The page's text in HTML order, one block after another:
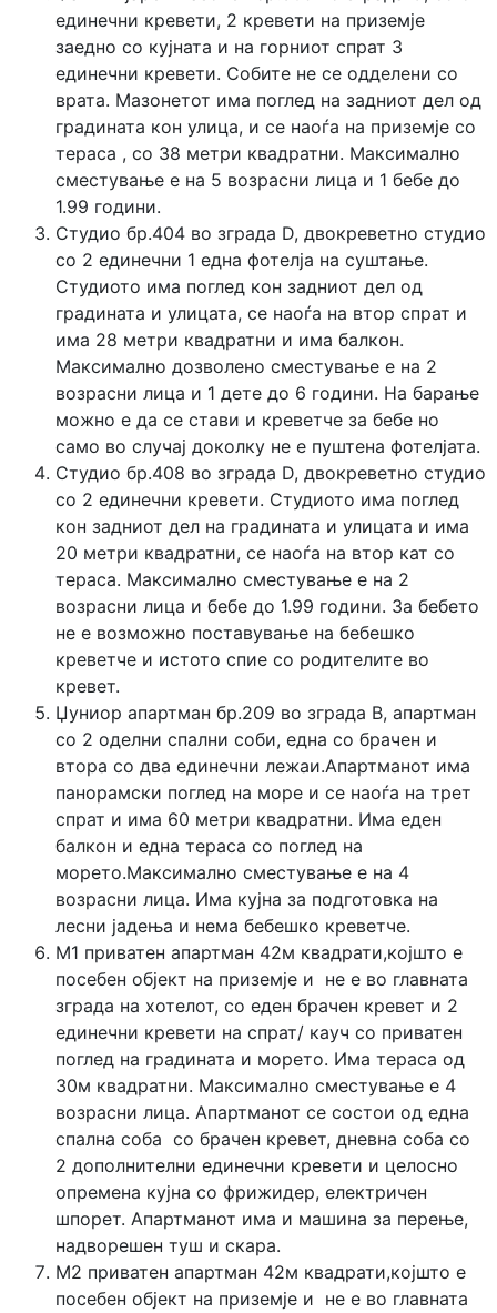
единечни кревети, 2 кревети на приземје
заедно со кујната и на горниот спрат 3
единечни кревети. Собите не се одделени со
врата. Мазонетот има поглед на задниот дел од
градината кон улица, и се наоѓа на приземје со
тераса , со 38 метри квадратни. Максимално
сместување е на 5 возрасни лица и 1 бебе до
1.99 години.
Студио бр.404 во зграда D, двокреветно студио
со 2 единечни 1 една фотелја на суштање.
Студиото има поглед кон задниот дел од
градината и улицата, се наоѓа на втор спрат и
има 28 метри квадратни и има балкон.
Максимално дозволено сместување е на 2
возрасни лица и 1 дете до 6 години. На барање
можно е да се стави и креветче за бебе но
само во случај доколку не е пуштена фотелјата.
Студио бр.408 во зграда D, двокреветно студио
со 2 единечни кревети. Студиото има поглед
кон задниот дел на градината и улицата и има
20 метри квадратни, се наоѓа на втор кат со
тераса. Максимално сместување е на 2
возрасни лица и бебе до 1.99 години. За бебето
не е возможно поставување на бебешко
креветче и истото спие со родителите во
кревет.
Џуниор апартман бр.209 во зграда B, апартман
со 2 оделни спални соби, една со брачен и
втора со два единечни лежаи.Апартманот има
панорамски поглед на море и се наоѓа на трет
спрат и има 60 метри квадратни. Има еден
балкон и една тераса со поглед на
морето.Максимално сместување е на 4
возрасни лица. Има кујна за подготовка на
лесни јадења и нема бебешко креветче.
М1 приватен апартман 42м квадрати,којшто е
посебен објект на приземје и не е во главната
зграда на хотелот, со еден брачен кревет и 2
единечни кревети на спрат/ кауч со приватен
поглед на градината и морето. Има тераса од
30м квадратни. Максимално сместување е 4
возрасни лица. Апартманот се состои од една
спална соба со брачен кревет, дневна соба со
2 дополнителни единечни кревети и целосно
опремена кујна со фрижидер, електричен
шпорет. Апартманот има и машина за перење,
надворешен туш и скара.
М2 приватен апартман 42м квадрати,којшто е
посебен објект на приземје и не е во главната